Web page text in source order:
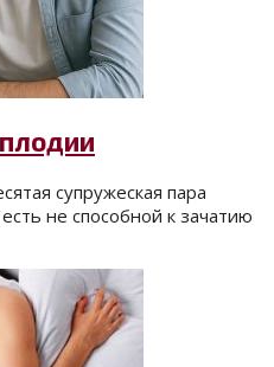
супружеская пара
не способной к зачатию